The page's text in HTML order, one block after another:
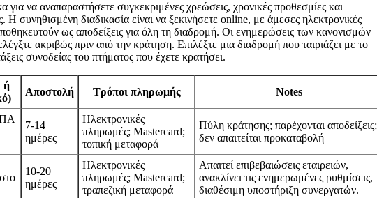
για να αναπαραστήσετε συγκεκριμένες χρεώσεις, χρονικές προθεσμίες και
Η συνηθισμένη διαδικασία είναι να ξεκινήσετε online, με άμεσες ηλεκτρονικές
ως αποδείξεις για όλη τη διαδρομή. Οι ενημερώσεις των κανονισμών
ακριβώς πριν από την κράτηση. Επιλέξτε μια διαδρομή που ταιριάζει με το
συνοδείας του πτήματος που έχετε κρατήσει.
ή
Αποστολή Τρόποι πληρωμής Notes
7-14
ημέρες
Ηλεκτρονικές
πληρωμές; Mastercard;
τοπική μεταφορά
Πύλη κράτησης; παρέχονται αποδείξεις;
δεν απαιτείται προκαταβολή
10-20
ημέρες
Ηλεκτρονικές
πληρωμές; Mastercard;
τραπεζική μεταφορά
Απαιτεί επιβεβαιώσεις εταιρειών,
ανακλίνει τις ενημερωμένες ρυθμίσεις,
διαθέσιμη υποστήριξη συνεργατών.